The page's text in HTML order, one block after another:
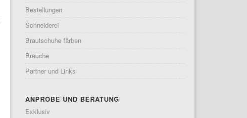
Bestellungen
Schneiderei
Brautschuhe färben
Bräuche
Partner und Links
ANPROBE UND BERATUNG
Exklusiv